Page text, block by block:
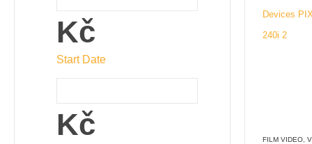
FILM VIDEO
Kč
Start Date
Kč